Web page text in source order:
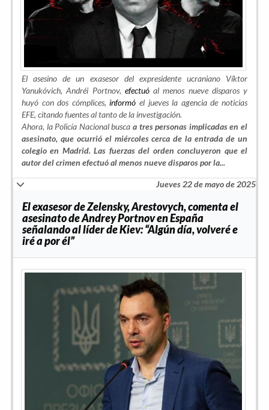
El asesino de un exasesor del expresidente ucraniano Víktor
Yanukóvich, Andréi Portnov, efectuóal menos nueve disparos y
huyó con dos cómplices,informó el jueves la agencia de noticias
EFE, citando fuentes al tanto de la investigación.
Ahora, la Policía Nacional busca a tres personas implicadas en el
asesinato, que ocurrió el miércoles cerca de la entrada de un
colegio en Madrid. Las fuerzas del orden concluyeron que el
autor del crimen efectuó al menos nueve disparos por la...
Jueves 22 de mayo de 2025
El exasesor de Zelensky, Arestovych, comenta el
asesinato de Andrey Portnov en España
señalando al líder de Kiev: “Algún día, volveré e
iré a por él”